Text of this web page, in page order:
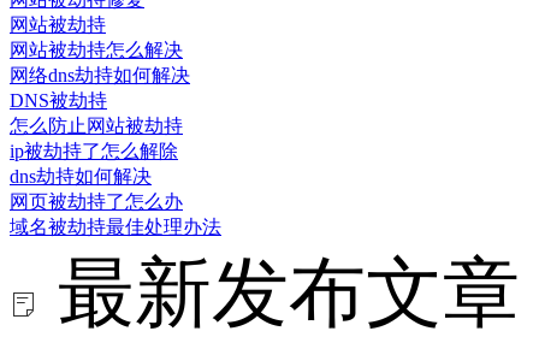
网站被劫持
网站被劫持怎么解决
网络dns劫持如何解决
DNS被劫持
怎么防止网站被劫持
ip被劫持了怎么解除
dns劫持如何解决
网页被劫持了怎么办
域名被劫持最佳处理办法
最新发布文章